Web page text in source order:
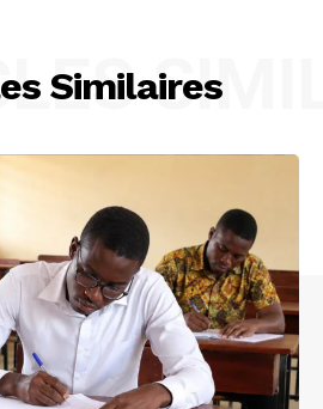
Similaires